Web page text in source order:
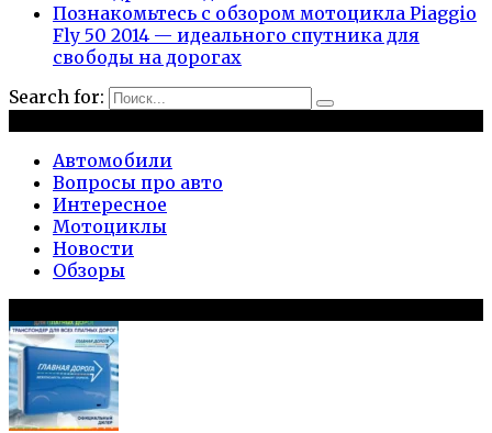
Познакомьтесь с обзором мотоцикла Piaggio
Fly 50 2014 — идеального спутника для
свободы на дорогах
Search for:
Автомобили
Вопросы про авто
Интересное
Мотоциклы
Новости
Обзоры